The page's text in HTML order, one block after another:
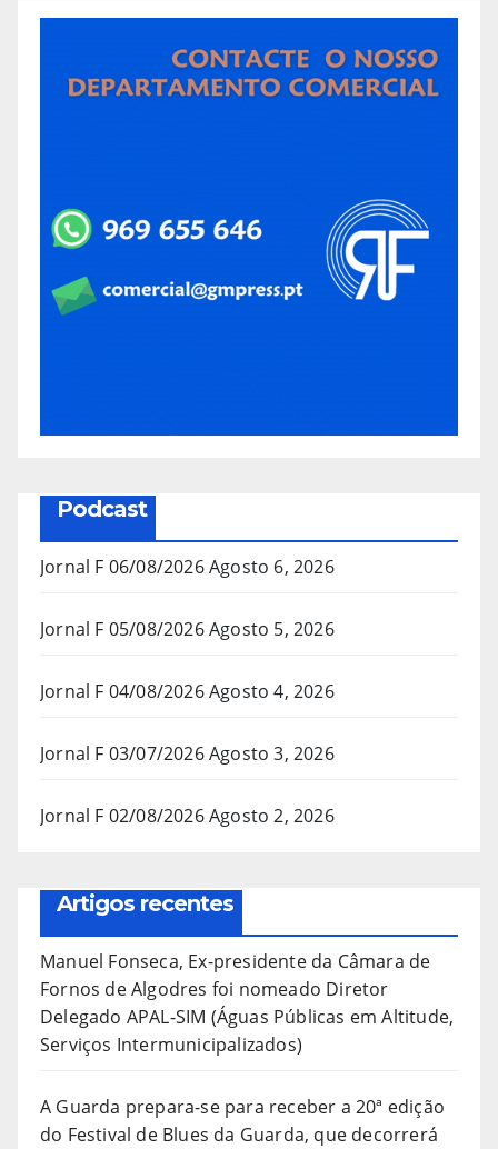
Podcast
Jornal F 06/08/2026Agosto 6, 2026
Jornal F 05/08/2026Agosto 5, 2026
Jornal F 04/08/2026Agosto 4, 2026
Jornal F 03/07/2026Agosto 3, 2026
Jornal F 02/08/2026Agosto 2, 2026
Artigos recentes
Manuel Fonseca, Ex-presidente da Câmara de
Fornos de Algodres foi nomeado Diretor
Delegado APAL-SIM (Águas Públicas em Altitude,
Serviços Intermunicipalizados)
A Guarda prepara-se para receber a 20ª edição
do Festival de Blues da Guarda, que decorrerá